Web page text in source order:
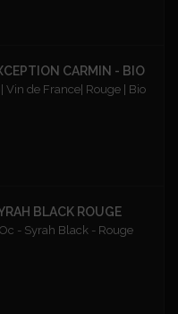
CARMIN - BIO
Vin de France| Rouge | Bio
BLACK ROUGE
Oc - Syrah Black - Rouge